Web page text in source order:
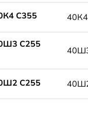
С355 40К4
С255
С255